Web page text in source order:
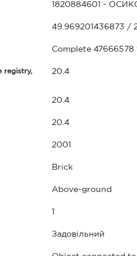
1820884601 -
49.969201436873 /
Complete 47666578
registry,
20.4
20.4
20.4
2001
Brick
Above-ground
1
Задовільний